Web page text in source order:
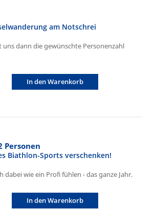
am Notschrei
dann die gewünschte Personenzahl
In den Warenkorb
Personen
Biathlon-Sports verschenken!
wie ein Profi fühlen - das ganze Jahr.
In den Warenkorb